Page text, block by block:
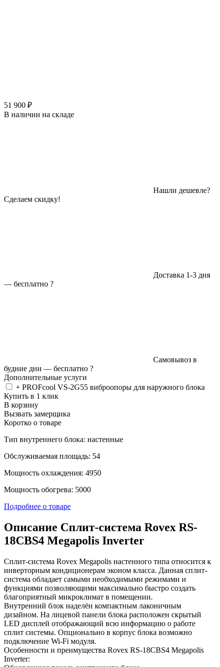
51 900 ₽
В наличии на складе
Нашли дешевле?
Сделаем скидку!
Доставка 1-3 дня
— бесплатно ?
Самовывоз в
будние дни — бесплатно ?
Дополнительные услуги
+ PROFcool VS-2G55 виброопоры для наружного блока
Купить в 1 клик
В корзину
Вызвать замерщика
Коротко о товаре
Тип внутреннего блока: настенные
Обслуживаемая площадь: 54
Мощность охлаждения: 4950
Мощность обогрева: 5000
Подробнее о товаре
Описание Сплит-система Rovex RS-
18CBS4 Megapolis Inverter
Сплит-система Rovex Megapolis настенного типа относится к
инверторным кондиционерам эконом класса. Данная сплит-
система обладает самыми необходимыми режимами и
функциями позволяющими максимально быстро создать
благоприятный микроклимат в помещении.
Внутренний блок наделён компактным лаконичным
дизайном. На лицевой панели блока расположен скрытый
LED дисплей отображающий всю информацию о работе
сплит системы. Опционально в корпус блока возможно
подключение Wi-Fi модуля.
Особенности и преимущества Rovex RS-18CBS4 Megapolis
Inverter: